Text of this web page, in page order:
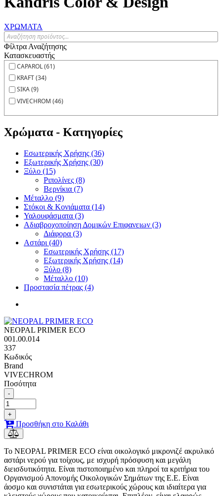
ΧΡΩΜΑΤΑ
Φίλτρα Αναζήτησης
Κατασκευαστής
CAPAROL (61)
KRAFT (34)
SIKA (9)
VIVECHROM (46)
Χρώματα - Κατηγορίες
Εσωτερικής Χρήσης (36)
Εξωτερικής Χρήσης (30)
Ξύλο (15)
Ριπολίνες (8)
Βερνίκια (7)
Μέταλλο (9)
Στόκοι & Κονιάματα (14)
Υαλουφάσματα (3)
Αδιαβροχοποίηση Δομικών Επιφανειων (3)
Διάφορα (3)
Αστάρι (40)
Εσωτερικής Χρήσης (17)
Εξωτερικής Χρήσης (14)
Ξύλο (8)
Μέταλλο (10)
Προστασία πέτρας (4)
NEOPAL PRIMER ECO
001.00.014
337
Κωδικός
Brand
VIVECHROM
Ποσότητα
-
+
Προσθήκη στο Καλάθι
Το NEOPAL PRIMER ECO είναι οικολογικό μικρονιζέ ακρυλικό
αστάρι νερού για τοίχους, με ισχυρή πρόσφυση και μεγάλη
διεισδυτικότητα. Είναι πιστοποιημένο και πληροί τα κριτήρια του
Οργανισμού Απονομής Οικολογικών Σημάτων της Ε.Ε. Είναι
άοσμο και συνιστάται για εσωτερικούς χώρους και ιδιαίτερα για